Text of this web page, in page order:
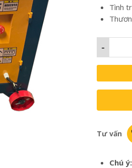
Tình
-
Tư vấn
Chú ý: